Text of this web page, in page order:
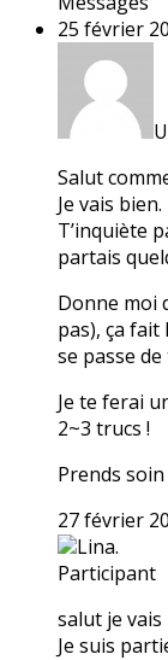
25 février
Salut
Je vais bien.
T’inquiète
partais
Donne moi
pas), ça
se passe
Je te ferai
2~3 trucs !
Prends
27 février
Lina.
Participant
salut je
Je suis